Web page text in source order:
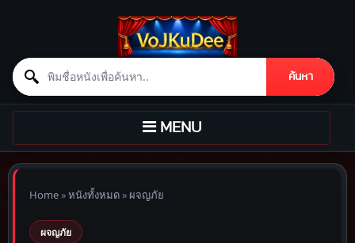
Search for:
ค้นหา
Skip to content
TOGGLE
NAVIGATION
MENU
Home»หนังทั้งหมด»ผจญภัย
ผจญภัย